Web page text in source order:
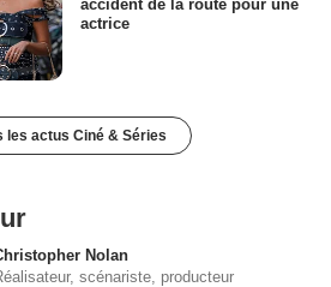
accident de la route pour une
actrice
les actus Ciné & Séries
Nolan
scénariste, producteur